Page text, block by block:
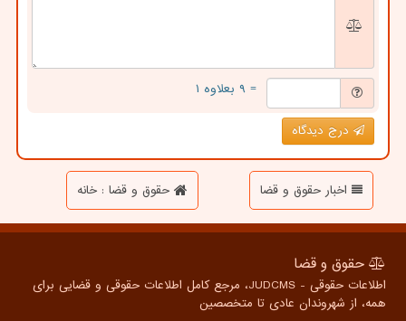
= ۹ بعلاوه ۱
درج دیدگاه
اخبار حقوق و قضا حقوق و قضا : خانه
حقوق و قضا
اطلاعات حقوقی - JUDCMS، مرجع کامل اطلاعات حقوقی و قضایی برای
همه، از شهروندان عادی تا متخصصین